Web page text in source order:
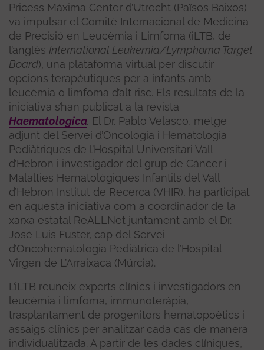
Pricess Máxima Center d’Utrecht (Països Baixos)
va impulsar el Comitè Internacional de Medicina
de Precisió en Leucèmia i Limfoma (iLTB, de
l’anglès International Leukemia/Lymphoma Target
Board), una plataforma virtual per discutir
opcions terapèutiques per a infants amb
leucèmia o limfoma d’alt risc. Els resultats de la
iniciativa s’han publicat a la revista
Haematologica El Dr. Pablo Velasco, metge
adjunt del Servei d’Oncologia i Hematologia
Pediàtriques de l’Hospital Universitari Vall
d’Hebron i investigador del grup de Càncer i
Malalties Hematològiques Infantils del Vall
d’Hebron Institut de Recerca (VHIR), ha participat
en aquesta iniciativa com a coordinador de la
xarxa estatal ReALLNet juntament amb el Dr.
José Luis Fuster, cap del Servei
d’Oncohematologia Pediàtrica de l’Hospital
Virgen de L’Arraixaca (Múrcia).
L’iLTB reuneix experts clínics i investigadors en
leucèmia i limfoma, immunoteràpia,
trasplantament de progenitors hematopoètics i
assaigs clínics per analitzar cada cas de manera
individualitzada. A partir de les dades clíniques,